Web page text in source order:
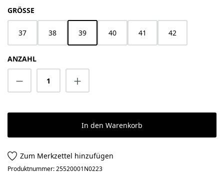
GRÖSSE
37 38 39 40 41 42
ANZAHL
Produkt Anzahl: Gib den gewünschten
In den Warenkorb
Zum Merkzettel hinzufügen
Produktnummer:25520001N0223